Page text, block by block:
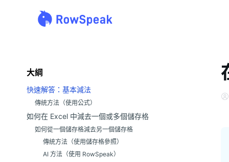
大綱
快速解答：基本減法
傳統方法（使用公式）
如何在 Excel 中減去一個或多個儲存格
如何從一個儲存格減去另一個儲存格
傳統方法（使用儲存格參照）
AI 方法（使用 RowSpeak）